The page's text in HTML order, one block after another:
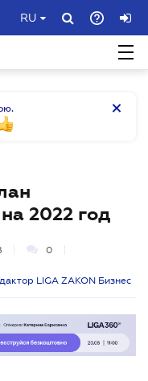
RU
2022 год
0
LIGA ZAKON Бизнес